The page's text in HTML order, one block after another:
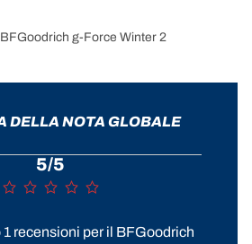
g-Force Winter 2
DELLA NOTA GLOBALE
5/5
1 recensioni per il BFGoodrich